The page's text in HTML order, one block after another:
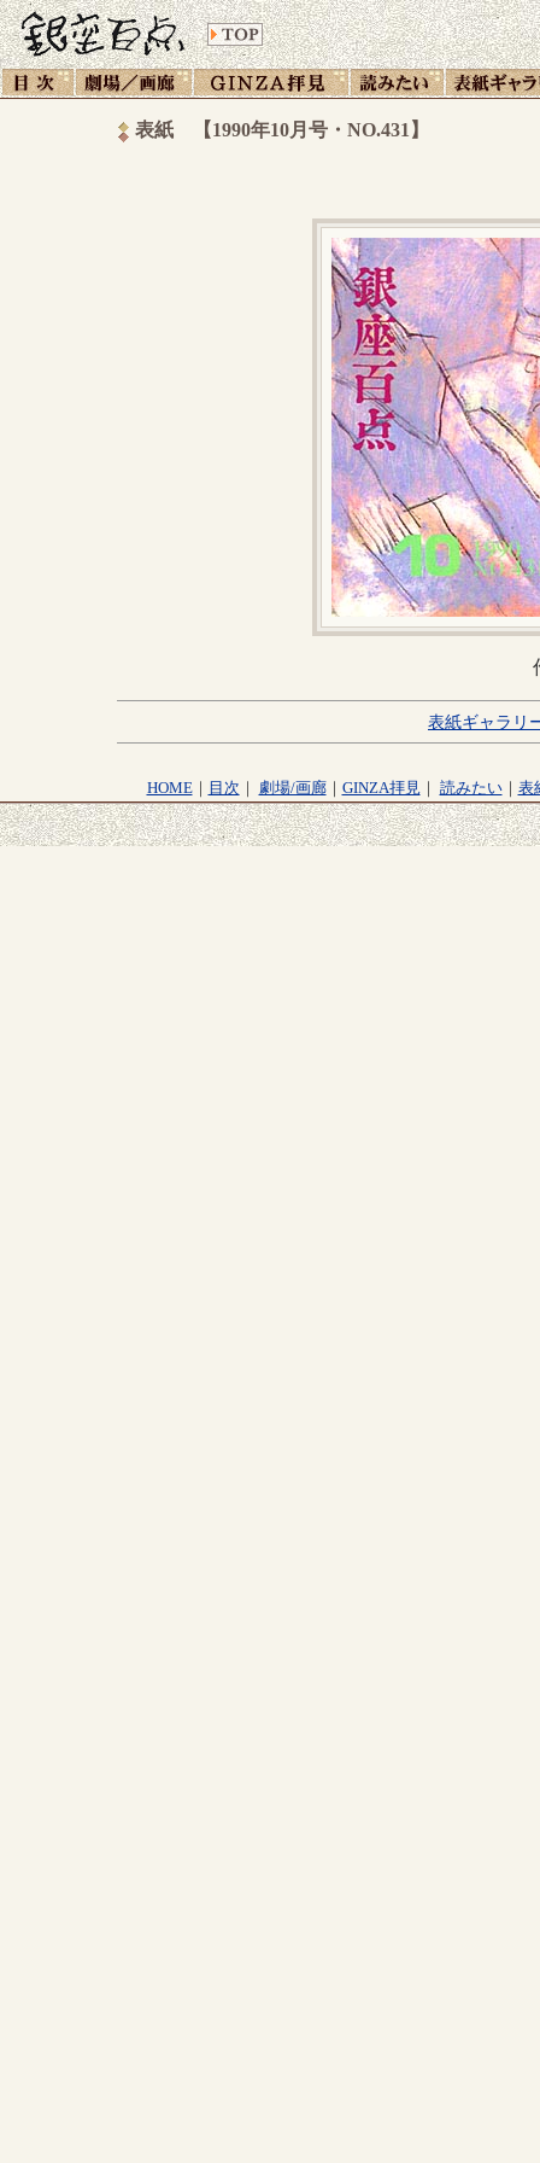
表紙 【1990年10月号・NO.431】
表紙ギャラリ
HOME｜ 目次 ｜ 劇場/画廊｜ GINZA拝見｜ 読みたい｜ 表